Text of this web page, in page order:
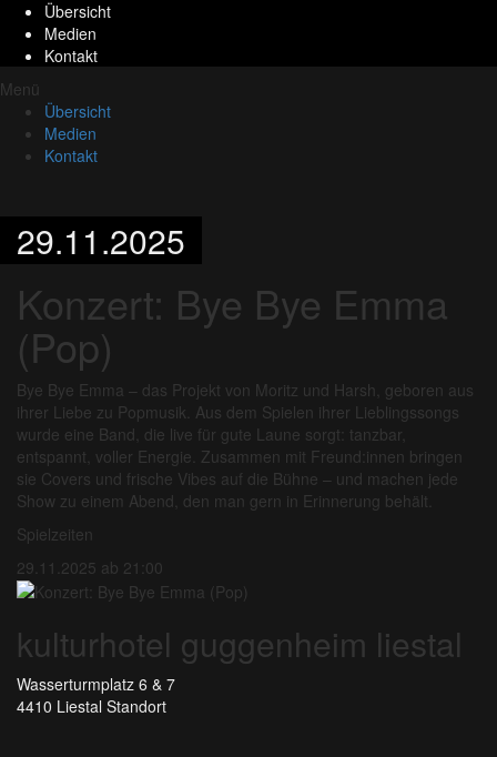
Übersicht
Medien
Kontakt
Menü
Übersicht
Medien
Kontakt
29.11.2025
Konzert: Bye Bye Emma
(Pop)
Bye Bye Emma – das Projekt von Moritz und Harsh, geboren aus
ihrer Liebe zu Popmusik. Aus dem Spielen ihrer Lieblingssongs
wurde eine Band, die live für gute Laune sorgt: tanzbar,
entspannt, voller Energie. Zusammen mit Freund:innen bringen
sie Covers und frische Vibes auf die Bühne – und machen jede
Show zu einem Abend, den man gern in Erinnerung behält.
Spielzeiten
29.11.2025 ab 21:00
kulturhotel guggenheim liestal
Wasserturmplatz 6 & 7
4410 Liestal Standort